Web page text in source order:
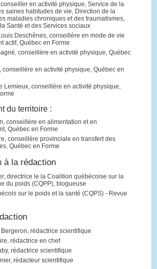
en activité physique, Service de la
saines habitudes de vie, Direction de la
maladies chroniques et des traumatismes,
Santé et des Services sociaux
Deschênes, conseillère en mode de vie
actif, Québec en Forme
conseillère en activité physique, Québec
conseillère en activité physique, Québec en
Lemieux, conseillère en activité physique,
du territoire :
conseillère en alimentation et en
Québec en Forme
conseillère provinciale en transfert des
Québec en Forme
à la rédaction
directrice le la Coalition québécoise sur la
du poids (CQPP), blogueuse
sur le poids et la santé (CQPS) - Revue
rédactrice scientifique
rédactrice en chef
rédactrice scientifique
rédacteur scientifique